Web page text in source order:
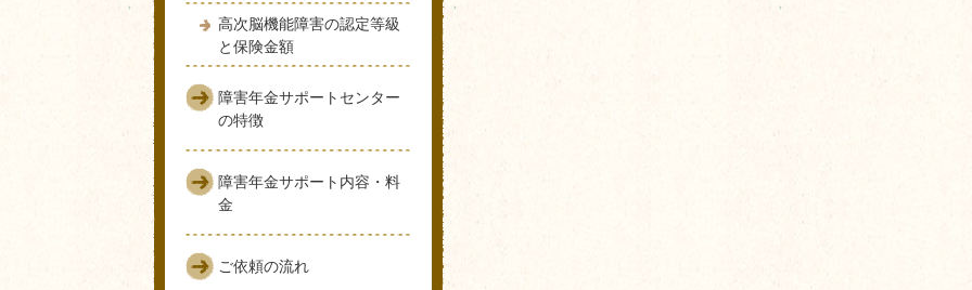
高次脳機能障害の認定等級
と保険金額
障害年金サポートセンター
の特徴
障害年金サポート内容・料
金
ご依頼の流れ